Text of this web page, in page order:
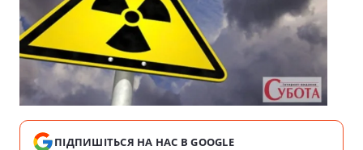
ПІДПИШІТЬСЯ НА НАС В GOOGLE